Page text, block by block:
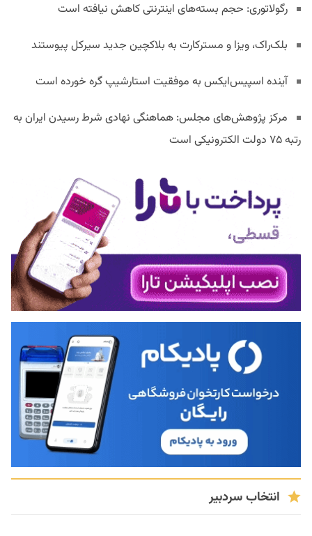
رگولاتوری: حجم بسته‌های اینترنتی کاهش نیافته است
بلک‌راک، ویزا و مسترکارت به بلاکچین جدید سیرکل پیوستند
آینده اسپیس‌ایکس به موفقیت استارشیپ گره خورده است
مرکز پژوهش‌های مجلس: هماهنگی نهادی شرط رسیدن ایران به
رتبه ۷۵ دولت الکترونیکی است
انتخاب سردبیر